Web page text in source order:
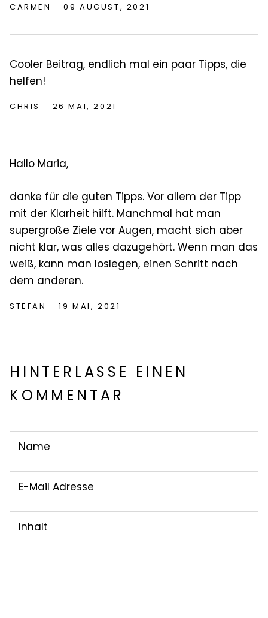
CARMEN 09 AUGUST, 2021
Cooler Beitrag, endlich mal ein paar Tipps, die
helfen!
CHRIS 26 MAI, 2021
Hallo Maria,
danke für die guten Tipps. Vor allem der Tipp
mit der Klarheit hilft. Manchmal hat man
supergroße Ziele vor Augen, macht sich aber
nicht klar, was alles dazugehört. Wenn man das
weiß, kann man loslegen, einen Schritt nach
dem anderen.
STEFAN 19 MAI, 2021
HINTERLASSE EINEN
KOMMENTAR